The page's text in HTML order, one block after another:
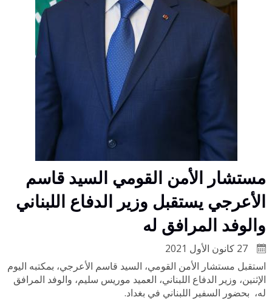
مستشار الأمن القومي السيد قاسم
الأعرجي يستقبل وزير الدفاع اللبناني
والوفد المرافق له
استقبل مستشار الأمن القومي، السيد قاسم الأعرجي، بمكتبه اليوم
الإثنين، وزير الدفاع اللبناني، العميد موريس سليم، والوفد المرافق
له، بحضور السفير اللبناني في بغداد.